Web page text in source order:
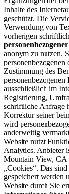
Inhalte des
geschützt. Die
Verwendung von
vorherigen
anonym zu nutzen.
personenbezogenen
Zustimmung des
ausschließlich im
Registrierung,
schriftliche Anfrage
Korrektur seiner
wird
anderweitig
Website nutzt
Analytics. Anbieter
Mountain View, CA
„Cookies“. Das
gespeichert werden
Website durch Sie